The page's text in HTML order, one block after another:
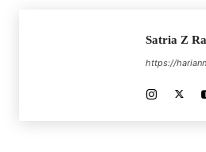
Satria Z
https://